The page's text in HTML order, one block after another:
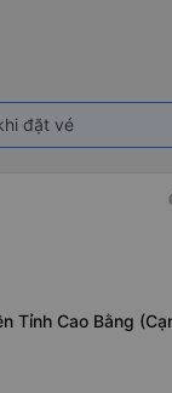
đặt vé
Tỉnh Cao Bằng